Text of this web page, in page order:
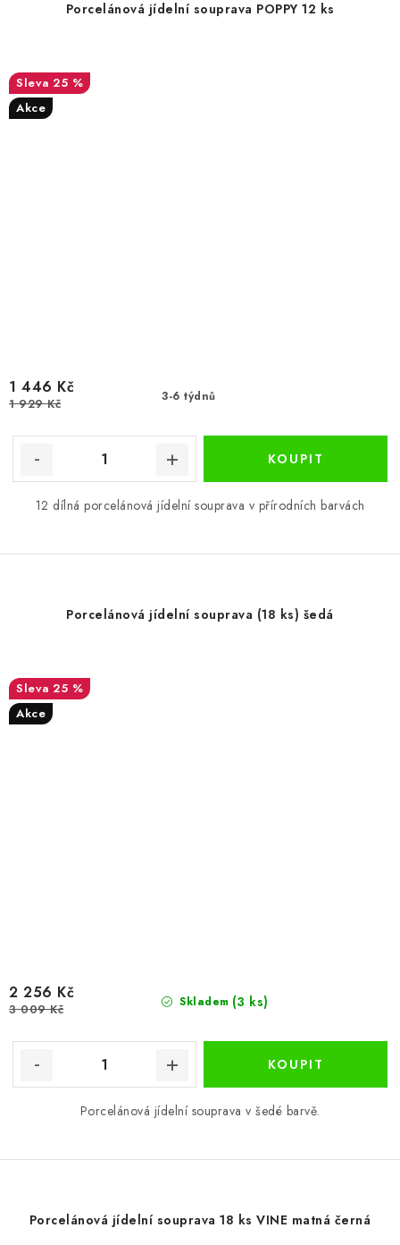
Porcelánová jídelní souprava POPPY 12 ks
25 %
Akce
3-6 týdnů
1 446 Kč
1 929 Kč
12 dílná porcelánová jídelní souprava v přírodních barvách
Porcelánová jídelní souprava (18 ks) šedá
25 %
Akce
Skladem (3 ks)
2 256 Kč
3 009 Kč
Porcelánová jídelní souprava v šedé barvě.
Porcelánová jídelní souprava 18 ks VINE matná černá